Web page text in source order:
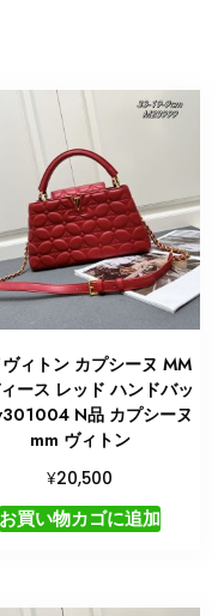
ィトン カプシーヌ MM
ース レッド ハンドバッ
N品 カプシーヌ
mm ヴィトン
¥20,500
お買い物カゴに追加